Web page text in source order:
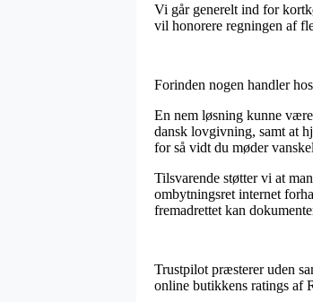
Vi går generelt ind for
vil honorere regningen af
Forinden nogen handler
En nem løsning kunne
dansk lovgivning, samt at
for så vidt du møder
Tilsvarende støtter vi at
ombytningsret internet
fremadrettet kan
Trustpilot præsterer uden
online butikkens ratings af